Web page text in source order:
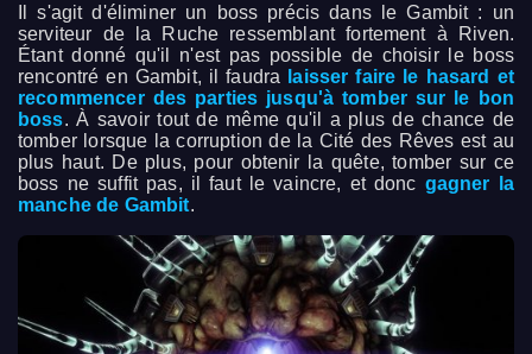
Il s'agit d'éliminer un boss précis dans le Gambit : un
serviteur de la Ruche ressemblant fortement à Riven.
Étant donné qu'il n'est pas possible de choisir le boss
rencontré en Gambit, il faudra
laisser faire le hasard et
recommencer des parties jusqu'à tomber sur le bon
boss. À savoir tout de même qu'il a plus de chance de
tomber lorsque la corruption de la Cité des Rêves est au
plus haut. De plus, pour obtenir la quête, tomber sur ce
boss ne suffit pas, il faut le vaincre, et donc gagner la
manche de Gambit.